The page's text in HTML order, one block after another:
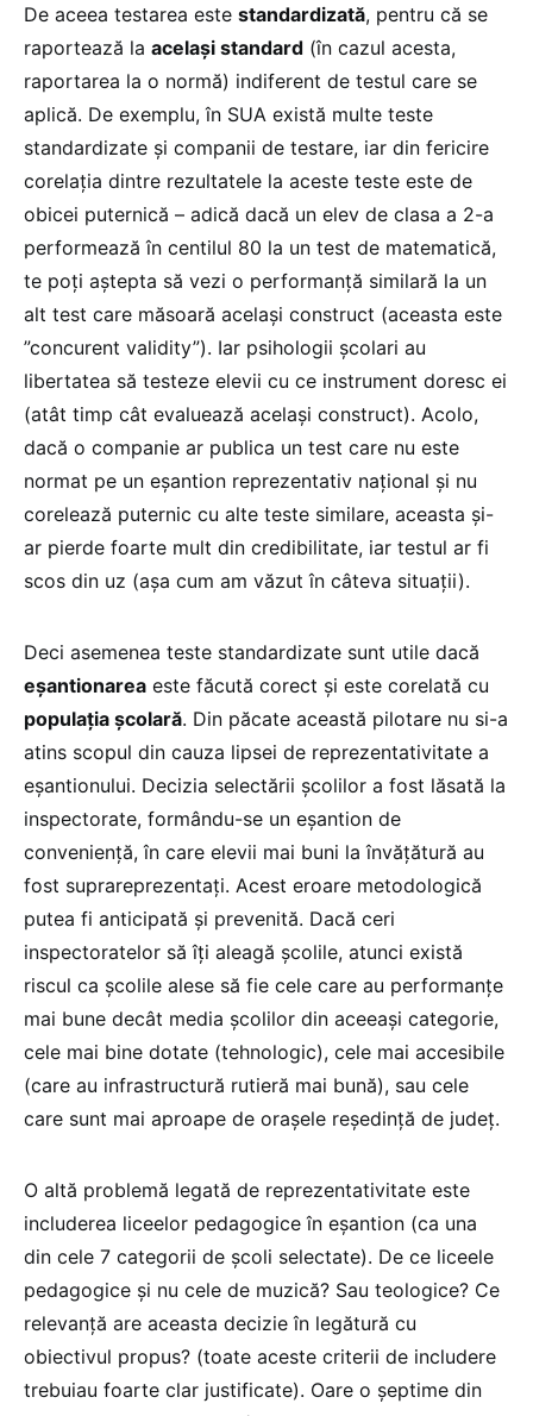
De aceea testarea este standardizată, pentru că se
raportează la același standard (în cazul acesta,
raportarea la o normă) indiferent de testul care se
aplică. De exemplu, în SUA există multe teste
standardizate și companii de testare, iar din fericire
corelația dintre rezultatele la aceste teste este de
obicei puternică – adică dacă un elev de clasa a 2-a
performează în centilul 80 la un test de matematică,
te poți aștepta să vezi o performanță similară la un
alt test care măsoară același construct (aceasta este
”concurent validity”). Iar psihologii școlari au
libertatea să testeze elevii cu ce instrument doresc ei
(atât timp cât evaluează același construct). Acolo,
dacă o companie ar publica un test care nu este
normat pe un eșantion reprezentativ național și nu
corelează puternic cu alte teste similare, aceasta și-
ar pierde foarte mult din credibilitate, iar testul ar fi
scos din uz (așa cum am văzut în câteva situații).
Deci asemenea teste standardizate sunt utile dacă
eșantionarea este făcută corect și este corelată cu
populația școlară. Din păcate această pilotare nu si-a
atins scopul din cauza lipsei de reprezentativitate a
eșantionului. Decizia selectării școlilor a fost lăsată la
inspectorate, formându-se un eșantion de
conveniență, în care elevii mai buni la învățătură au
fost suprareprezentați. Acest eroare metodologică
putea fi anticipată și prevenită. Dacă ceri
inspectoratelor să îți aleagă școlile, atunci există
riscul ca școlile alese să fie cele care au performanțe
mai bune decât media școlilor din aceeași categorie,
cele mai bine dotate (tehnologic), cele mai accesibile
(care au infrastructură rutieră mai bună), sau cele
care sunt mai aproape de orașele reședință de județ.
O altă problemă legată de reprezentativitate este
includerea liceelor pedagogice în eșantion (ca una
din cele 7 categorii de școli selectate). De ce liceele
pedagogice și nu cele de muzică? Sau teologice? Ce
relevanță are aceasta decizie în legătură cu
obiectivul propus? (toate aceste criterii de includere
trebuiau foarte clar justificate). Oare o șeptime din